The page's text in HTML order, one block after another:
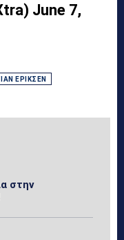
June 7,
ΕΡΙΚΣΕΝ
στην